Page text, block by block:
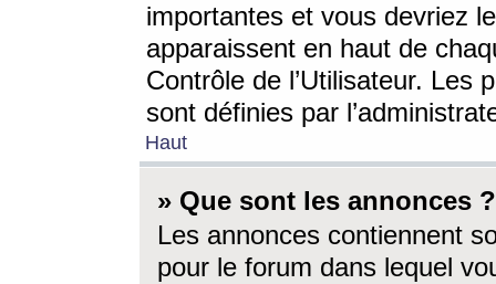
importantes et vous devriez
apparaissent en haut de
Contrôle de l’Utilisateur. Les
sont définies par
Haut
» Que sont les annonces ?
Les annonces contiennent
pour le forum dans lequel